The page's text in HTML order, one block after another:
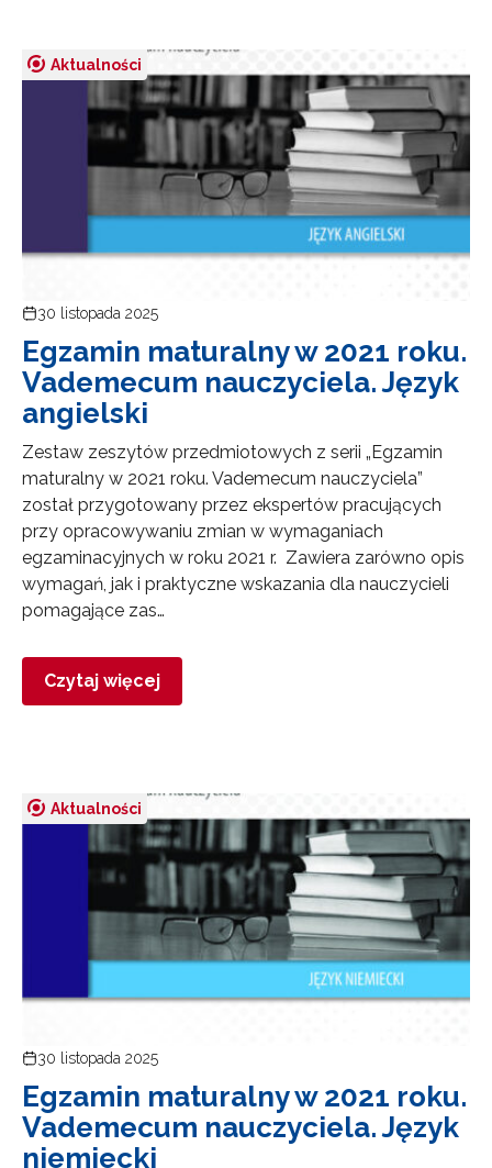
Aktualności
30 listopada 2025
Egzamin maturalny w 2021 roku.
Vademecum nauczyciela. Język
angielski
Zestaw zeszytów przedmiotowych z serii „Egzamin
maturalny w 2021 roku. Vademecum nauczyciela”
został przygotowany przez ekspertów pracujących
przy opracowywaniu zmian w wymaganiach
egzaminacyjnych w roku 2021 r. Zawiera zarówno opis
wymagań, jak i praktyczne wskazania dla nauczycieli
pomagające zas…
Czytaj więcej
Aktualności
30 listopada 2025
Egzamin maturalny w 2021 roku.
Vademecum nauczyciela. Język
niemiecki